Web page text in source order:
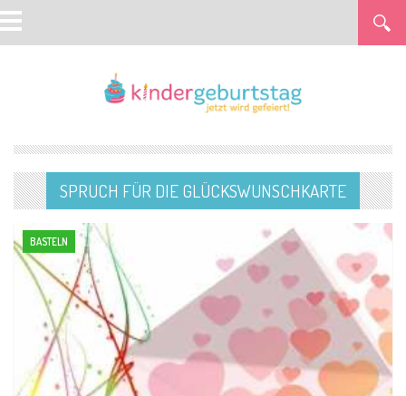
SPRUCH FÜR DIE GLÜCKSWUNSCHKARTE
BASTELN